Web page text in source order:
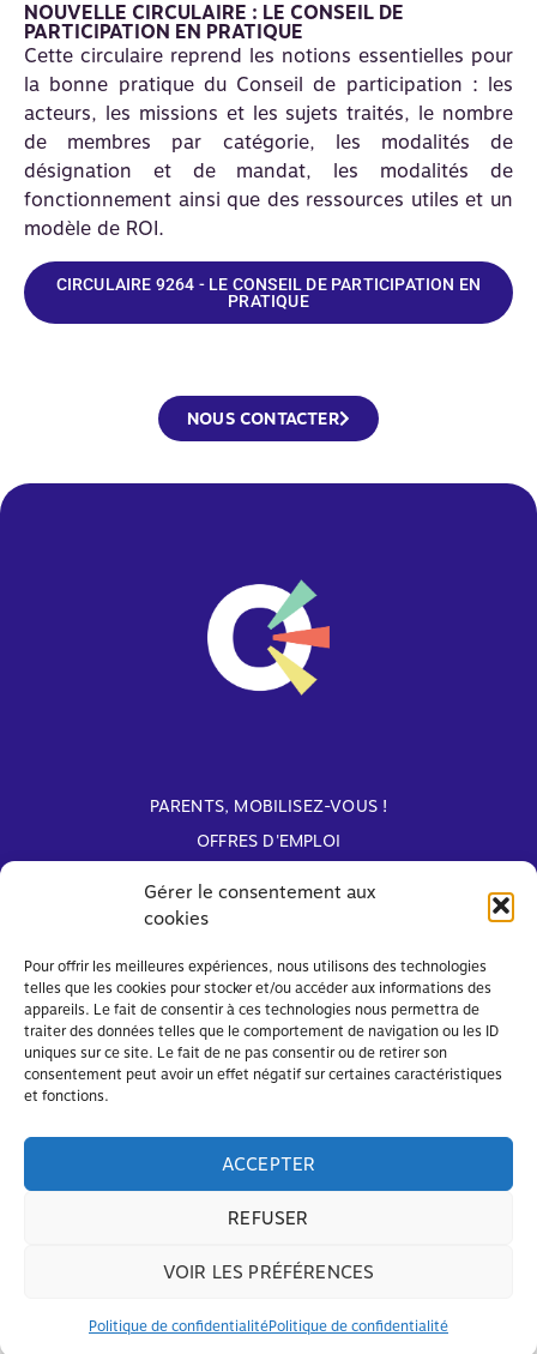
Gérer le consentement aux
cookies
Pour offrir les meilleures expériences, nous utilisons des technologies
telles que les cookies pour stocker et/ou accéder aux informations des
appareils. Le fait de consentir à ces technologies nous permettra de
traiter des données telles que le comportement de navigation ou les ID
uniques sur ce site. Le fait de ne pas consentir ou de retirer son
consentement peut avoir un effet négatif sur certaines caractéristiques
et fonctions.
ACCEPTER
REFUSER
VOIR LES PRÉFÉRENCES
Politique de confidentialitéPolitique de confidentialité
NOUVELLE CIRCULAIRE : LE CONSEIL DE
PARTICIPATION EN PRATIQUE
Cette circulaire reprend les notions essentielles pour
la bonne pratique du Conseil de participation : les
acteurs, les missions et les sujets traités, le nombre
de membres par catégorie, les modalités de
désignation et de mandat, les modalités de
fonctionnement ainsi que des ressources utiles et un
modèle de ROI.
CIRCULAIRE 9264 - LE CONSEIL DE PARTICIPATION EN
PRATIQUE
NOUS CONTACTER
PARENTS, MOBILISEZ-VOUS !
OFFRES D'EMPLOI
Avec le soutien de
© FAPEO 2026 – Tous droits réservés
Mentions légales et Politique de confidentialité